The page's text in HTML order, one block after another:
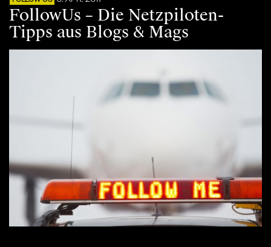
FollowUs – Die Netzpiloten-
Tipps aus Blogs & Mags